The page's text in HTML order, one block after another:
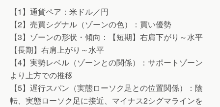
【1】通貨ペア：米ドル／円
【2】売買シグナル（ゾーンの色）：買い優勢
【3】ゾーンの形状・傾向：【短期】右肩下がり～水平
【長期】右肩上がり～水平
【4】実勢レベル（ゾーンとの関係）：サポートゾーン
より上方での推移
【5】遅行スパン（実態ローソク足との位置関係）：陰
転、実態ローソク足に接近、マイナス2シグマラインを